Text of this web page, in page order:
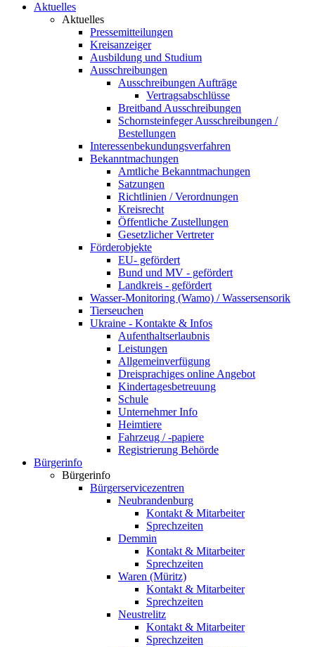
Aktuelles
Aktuelles
Pressemitteilungen
Kreisanzeiger
Ausbildung und Studium
Ausschreibungen
Ausschreibungen Aufträge
Vertragsabschlüsse
Breitband Ausschreibungen
Schornsteinfeger Ausschreibungen /
Bestellungen
Interessenbekundungsverfahren
Bekanntmachungen
Amtliche Bekanntmachungen
Satzungen
Richtlinien / Verordnungen
Kreisrecht
Öffentliche Zustellungen
Gesetzlicher Vertreter
Förderobjekte
EU- gefördert
Bund und MV - gefördert
Landkreis - gefördert
Wasser-Monitoring (Wamo) / Wassersensorik
Tierseuchen
Ukraine - Kontakte & Infos
Aufenthaltserlaubnis
Leistungen
Allgemeinverfügung
Dreisprachiges online Angebot
Kindertagesbetreuung
Schule
Unternehmer Info
Heimtiere
Fahrzeug / -papiere
Registrierung Behörde
Bürgerinfo
Bürgerinfo
Bürgerservicezentren
Neubrandenburg
Kontakt & Mitarbeiter
Sprechzeiten
Demmin
Kontakt & Mitarbeiter
Sprechzeiten
Waren (Müritz)
Kontakt & Mitarbeiter
Sprechzeiten
Neustrelitz
Kontakt & Mitarbeiter
Sprechzeiten